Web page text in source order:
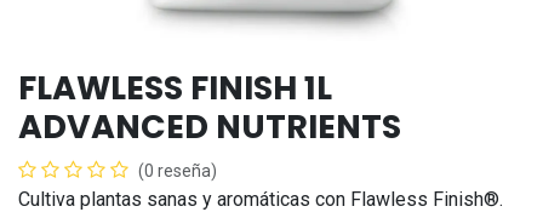
FLAWLESS FINISH 1L
ADVANCED NUTRIENTS
(0 reseña)
Cultiva plantas sanas y aromáticas con Flawless Finish®.